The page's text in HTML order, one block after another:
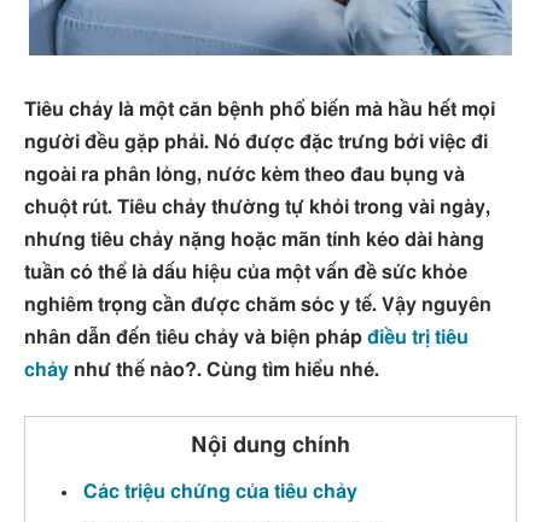
Tiêu chảy là một căn bệnh phổ biến mà hầu hết mọi
người đều gặp phải. Nó được đặc trưng bởi việc đi
ngoài ra phân lỏng, nước kèm theo đau bụng và
chuột rút. Tiêu chảy thường tự khỏi trong vài ngày,
nhưng tiêu chảy nặng hoặc mãn tính kéo dài hàng
tuần có thể là dấu hiệu của một vấn đề sức khỏe
nghiêm trọng cần được chăm sóc y tế. Vậy nguyên
nhân dẫn đến tiêu chảy và biện pháp điều trị tiêu
chảy như thế nào?. Cùng tìm hiểu nhé.
Nội dung chính
Các triệu chứng của tiêu chảy